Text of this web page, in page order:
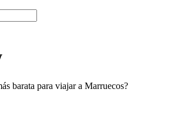
barata para viajar a Marruecos?